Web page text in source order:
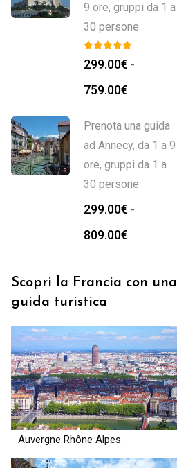
9 ore, gruppi da 1 a
30 persone
299.00€ -
759.00€
prezzo:
da
299.00€
a
Prenota una guida
ad Annecy, da 1 a 9
ore, gruppi da 1 a
30 persone
299.00€ -
809.00€
da
a
809.00€
Scopri la Francia con una
guida turistica
Auvergne Rhône Alpes